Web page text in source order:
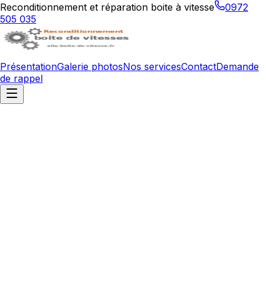
Reconditionnement et réparation boite à vitesse
0972
505 035
PrésentationGalerie photosNos servicesContactDemande
de rappel